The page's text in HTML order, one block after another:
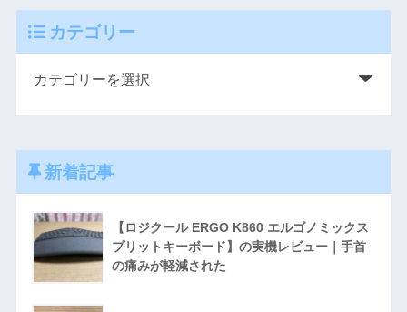
カテゴリー
新着記事
【ロジクール ERGO K860 エルゴノミックス
プリットキーボード】の実機レビュー｜手首
の痛みが軽減された